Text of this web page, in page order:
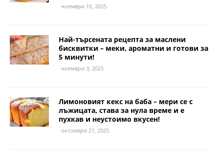
ноември 10, 2025
Най-търсената рецепта за маслени
бисквитки – меки, ароматни и готови за
5 минути!
ноември 3, 2025
Лимоновият кекс на баба – мери се с
лъжицата, става за нула време и е
пухкав и неустоимо вкусен!
октомври 21, 2025